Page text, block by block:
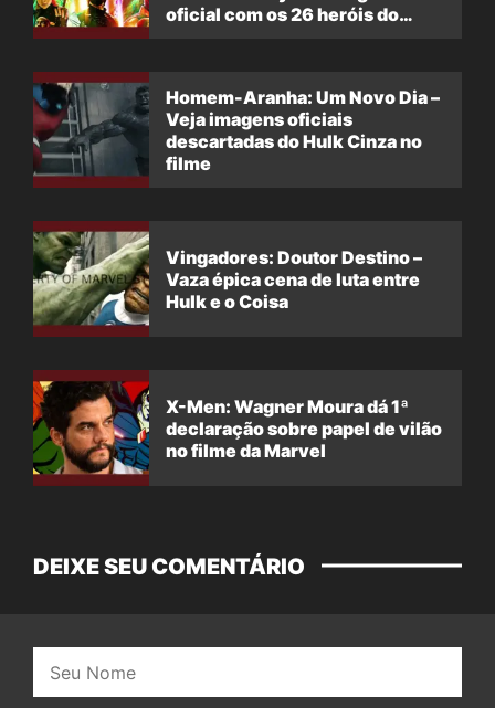
oficial com os 26 heróis do
Homem-Aranha: Um Novo Dia –
Veja imagens oficiais
descartadas do Hulk Cinza no
filme
Vingadores: Doutor Destino –
Vaza épica cena de luta entre
Hulk e o Coisa
X-Men: Wagner Moura dá 1ª
declaração sobre papel de vilão
no filme da Marvel
DEIXE SEU COMENTÁRIO